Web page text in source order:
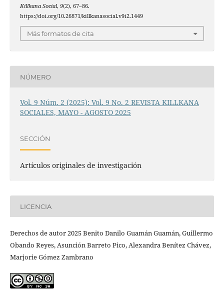
Killkana Social, 9(2), 67–86.
https://doi.org/10.26871/killkanasocial.v9i2.1449
Más formatos de cita
NÚMERO
Vol. 9 Núm. 2 (2025): Vol. 9 No. 2 REVISTA KILLKANA
SOCIALES, MAYO - AGOSTO 2025
SECCIÓN
Artículos originales de investigación
LICENCIA
Derechos de autor 2025 Benito Danilo Guamán Guamán, Guillermo
Obando Reyes, Asunción Barreto Pico, Alexandra Benítez Chávez,
Marjorie Gómez Zambrano